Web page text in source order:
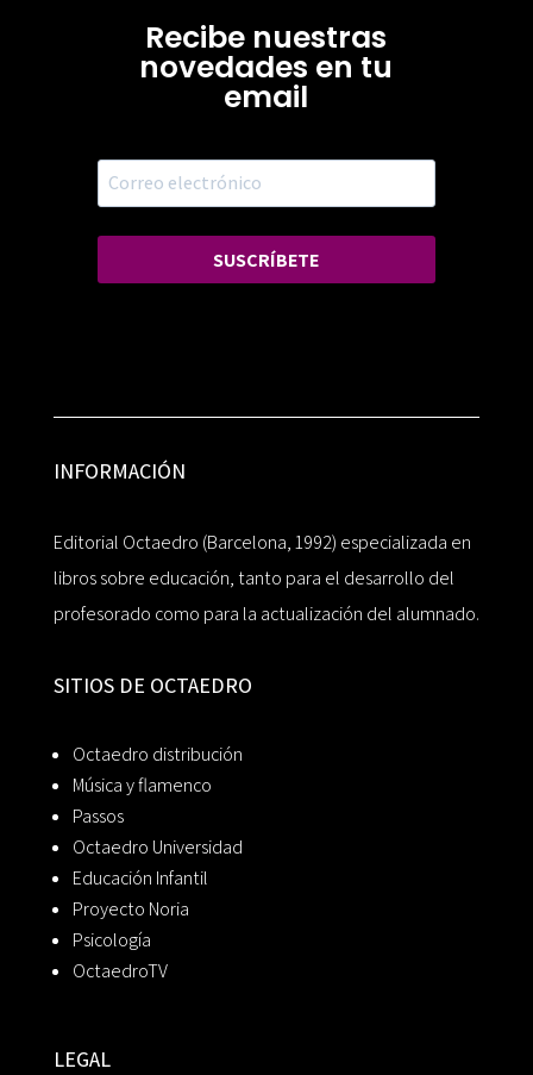
Recibe nuestras
novedades en tu
email
SUSCRÍBETE
INFORMACIÓN
Editorial Octaedro (Barcelona, 1992) especializada en
libros sobre educación, tanto para el desarrollo del
profesorado como para la actualización del alumnado.
SITIOS DE OCTAEDRO
Octaedro distribución
Música y flamenco
Passos
Octaedro Universidad
Educación Infantil
Proyecto Noria
Psicología
OctaedroTV
LEGAL